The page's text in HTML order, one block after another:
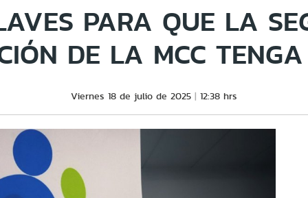
PARA QUE LA
DE LA MCC
Viernes 18 de julio de 2025 12:38 hrs